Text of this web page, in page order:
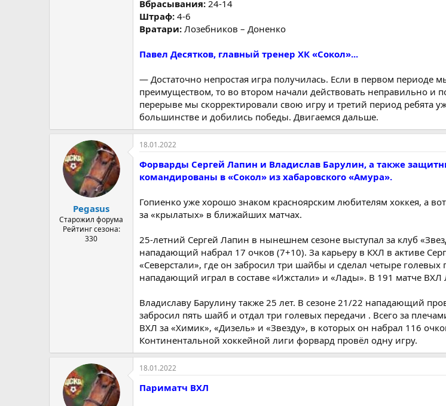
Вбрасывания: 24-14
Штраф: 4-6
Вратари: Лозебников – Доненко
Павел Десятков, главный тренер ХК «Сокол»...
— Достаточно непростая игра получилась. Если в первом периоде
преимуществом, то во втором начали действовать неправильно и
перерыве мы скорректировали свою игру и третий период ребята
большинстве и добились победы. Двигаемся дальше.
Pegasus
Старожил форума
Рейтинг сезона:
330
18.01.2022
Форварды Сергей Лапин и Владислав Барулин, а также
командированы в «Сокол» из хабаровского «Амура».
Гопиенко уже хорошо знаком красноярским любителям хоккея, а
за «крылатых» в ближайших матчах.
25-летний Сергей Лапин в нынешнем сезоне выступал за клуб
нападающий набрал 17 очков (7+10). За карьеру в КХЛ в активе
«Северстали», где он забросил три шайбы и сделал четыре голевых
нападающий играл в составе «Ижстали» и «Лады». В 191 матче ВХЛ
Владиславу Барулину также 25 лет. В сезоне 21/22 нападающий
забросил пять шайб и отдал три голевых передачи . Всего за
ВХЛ за «Химик», «Дизель» и «Звезду», в которых он набрал 116
Континентальной хоккейной лиги форвард провёл одну игру.
18.01.2022
Париматч ВХЛ